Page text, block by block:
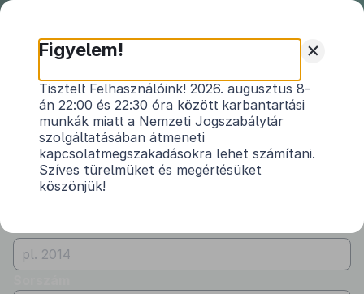
Önkormányzati
rendeletek
Önkormányzati rendeletek
Vármegye
Győr-Moson-Sopron
Kibocsátó
Újrónafő Község Önkormányzata
+
Figyelem!
Tisztelt Felhasználóink! 2026. augusztus 8-
án 22:00 és 22:30 óra között karbantartási
munkák miatt a Nemzeti Jogszabálytár
szolgáltatásában átmeneti
kapcsolatmegszakadásokra lehet számítani.
Szíves türelmüket és megértésüket
köszönjük!